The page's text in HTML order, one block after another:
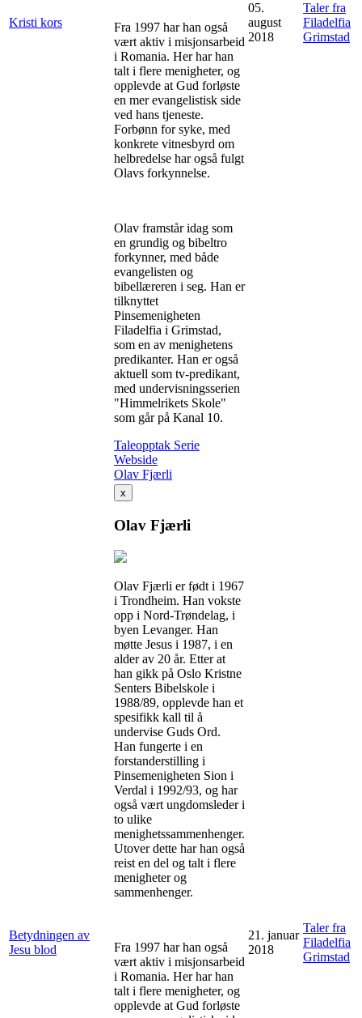
Kristi kors
Fra 1997 har han også
vært aktiv i misjonsarbeid
i Romania. Her har han
talt i flere menigheter, og
opplevde at Gud forløste
en mer evangelistisk side
ved hans tjeneste.
Forbønn for syke, med
konkrete vitnesbyrd om
helbredelse har også fulgt
Olavs forkynnelse.
Olav framstår idag som
en grundig og bibeltro
forkynner, med både
evangelisten og
bibellæreren i seg. Han er
tilknyttet
Pinsemenigheten
Filadelfia i Grimstad,
som en av menighetens
predikanter. Han er også
aktuell som tv-predikant,
med undervisningsserien
"Himmelrikets Skole"
som går på Kanal 10.
Taleopptak Serie
Webside
Olav Fjærli
05.
august
2018
Taler fra
Filadelfia
Grimstad
Betydningen av
Jesu blod
x
Olav Fjærli
Olav Fjærli er født i 1967
i Trondheim. Han vokste
opp i Nord-Trøndelag, i
byen Levanger. Han
møtte Jesus i 1987, i en
alder av 20 år. Etter at
han gikk på Oslo Kristne
Senters Bibelskole i
1988/89, opplevde han et
spesifikk kall til å
undervise Guds Ord.
Han fungerte i en
forstanderstilling i
Pinsemenigheten Sion i
Verdal i 1992/93, og har
også vært ungdomsleder i
to ulike
menighetssammenhenger.
Utover dette har han også
reist en del og talt i flere
menigheter og
sammenhenger.
Fra 1997 har han også
vært aktiv i misjonsarbeid
i Romania. Her har han
talt i flere menigheter, og
opplevde at Gud forløste
21. januar
2018
Taler fra
Filadelfia
Grimstad